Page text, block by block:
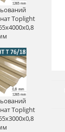
Toplight
Toplight